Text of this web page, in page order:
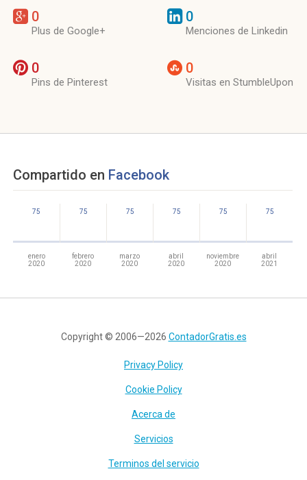
0
Plus de Google+
0
Menciones de Linkedin
0
Pins de Pinterest
0
Visitas en StumbleUpon
Compartido en Facebook
75
enero
2020
75
febrero
2020
75
marzo
2020
75
abril
2020
75
noviembre
2020
75
abril
2021
Copyright © 2006—2026 ContadorGratis.es
Privacy Policy
Cookie Policy
Acerca de
Servicios
Terminos del servicio